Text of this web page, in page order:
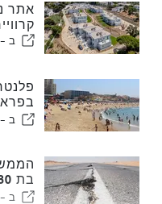
אתר
ב -
החמה
ב -
ב -